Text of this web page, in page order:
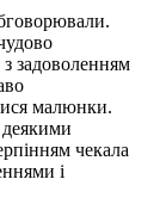
задоволенням
малюнки.
чекала
і